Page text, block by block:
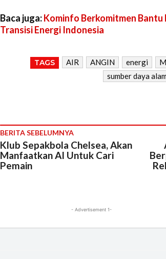
Baca juga:Kominfo Berkomitmen
Transisi Energi Indonesia
TAGS AIR ANGIN energi
sumber daya alam
BERITA SEBELUMNYA
Klub Sepakbola Chelsea, Akan
Manfaatkan AI Untuk Cari
Pemain
- Advertisement 1-